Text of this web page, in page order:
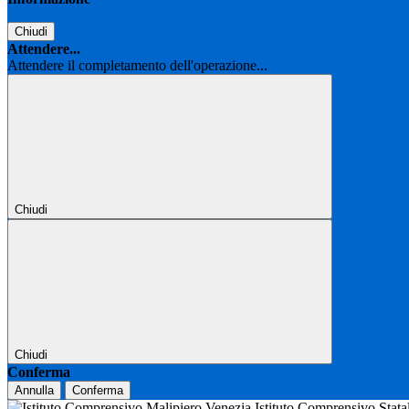
Chiudi
Attendere...
Attendere il completamento dell'operazione...
Chiudi
Chiudi
Conferma
Annulla Conferma